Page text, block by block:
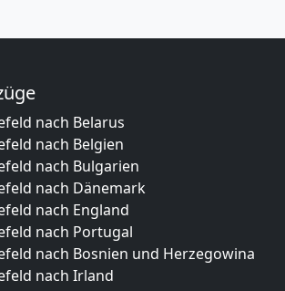
nach Belarus
nach Belgien
nach Bulgarien
nach Dänemark
nach England
nach Portugal
nach Bosnien und Herzegowina
nach Irland